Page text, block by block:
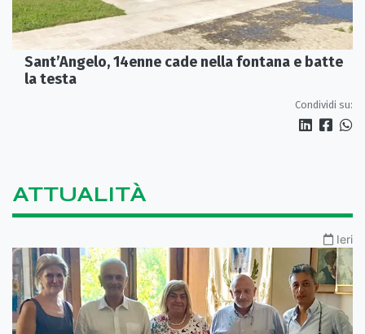
Sant’Angelo, 14enne cade nella fontana e batte
la testa
Condividi su:
ATTUALITÀ
Ieri